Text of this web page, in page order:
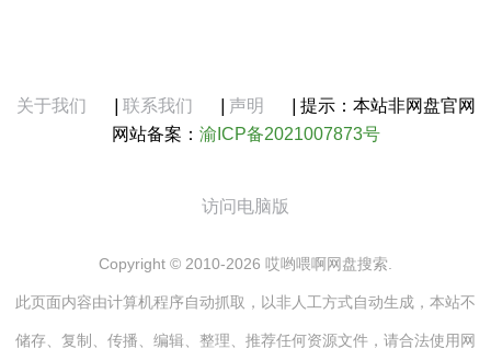
关于我们 联系我们 声明
提示：本站非网盘官网
网站备案： 渝ICP备2021007873号
访问电脑版
Copyright © 2010-2026 哎哟喂啊网盘搜索.
此页面内容由计算机程序自动抓取，以非人工方式自动生成，本站不
储存、复制、传播、编辑、整理、推荐任何资源文件，请合法使用网